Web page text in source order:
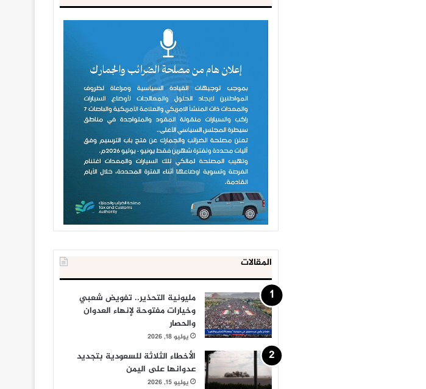
المقالات
مليونية التحذير.. تفويض شعبي
وخيارات مفتوحة لإنهاء العدوان
والحصار
يوليو 18, 2026
الأخطاء الثلاثة للسعودية بتجديد
عدوانها على اليمن
يوليو 15, 2026